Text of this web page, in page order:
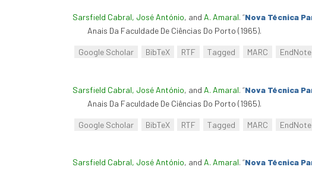
Sarsfield Cabral, José António, and A. Amaral. “Nova Técnica
Anais Da Faculdade De Ciências Do Porto (1965).
Google Scholar BibTeX RTF Tagged MARC EndNote
Sarsfield Cabral, José António, and A. Amaral. “Nova Técnica
Anais Da Faculdade De Ciências Do Porto (1965).
Google Scholar BibTeX RTF Tagged MARC EndNote
Sarsfield Cabral, José António, and A. Amaral. “Nova Técnica